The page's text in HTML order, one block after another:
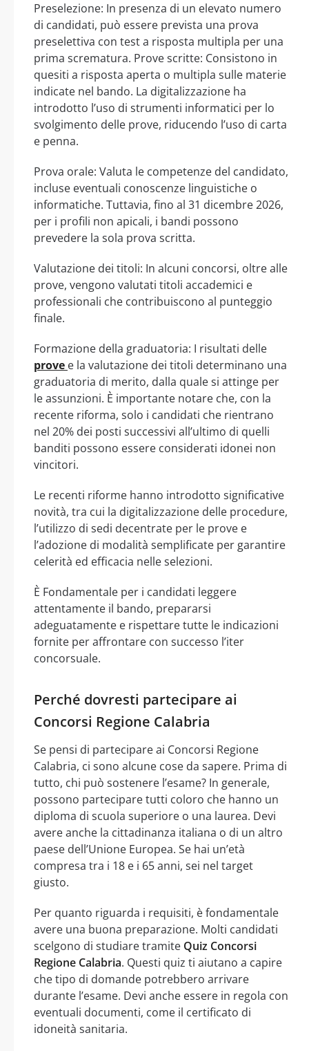
Preselezione: In presenza di un elevato numero
di candidati, può essere prevista una prova
preselettiva con test a risposta multipla per una
prima scrematura. Prove scritte: Consistono in
quesiti a risposta aperta o multipla sulle materie
indicate nel bando. La digitalizzazione ha
introdotto l’uso di strumenti informatici per lo
svolgimento delle prove, riducendo l’uso di carta
e penna.
Prova orale: Valuta le competenze del candidato,
incluse eventuali conoscenze linguistiche o
informatiche. Tuttavia, fino al 31 dicembre 2026,
per i profili non apicali, i bandi possono
prevedere la sola prova scritta.
Valutazione dei titoli: In alcuni concorsi, oltre alle
prove, vengono valutati titoli accademici e
professionali che contribuiscono al punteggio
finale.
Formazione della graduatoria: I risultati delle
prove e la valutazione dei titoli determinano una
graduatoria di merito, dalla quale si attinge per
le assunzioni. È importante notare che, con la
recente riforma, solo i candidati che rientrano
nel 20% dei posti successivi all’ultimo di quelli
banditi possono essere considerati idonei non
vincitori.
Le recenti riforme hanno introdotto significative
novità, tra cui la digitalizzazione delle procedure,
l’utilizzo di sedi decentrate per le prove e
l’adozione di modalità semplificate per garantire
celerità ed efficacia nelle selezioni.
È Fondamentale per i candidati leggere
attentamente il bando, prepararsi
adeguatamente e rispettare tutte le indicazioni
fornite per affrontare con successo l’iter
concorsuale.
Perché dovresti partecipare ai
Concorsi Regione Calabria
Se pensi di partecipare ai Concorsi Regione
Calabria, ci sono alcune cose da sapere. Prima di
tutto, chi può sostenere l’esame? In generale,
possono partecipare tutti coloro che hanno un
diploma di scuola superiore o una laurea. Devi
avere anche la cittadinanza italiana o di un altro
paese dell’Unione Europea. Se hai un’età
compresa tra i 18 e i 65 anni, sei nel target
giusto.
Per quanto riguarda i requisiti, è fondamentale
avere una buona preparazione. Molti candidati
scelgono di studiare tramite Quiz Concorsi
Regione Calabria. Questi quiz ti aiutano a capire
che tipo di domande potrebbero arrivare
durante l’esame. Devi anche essere in regola con
eventuali documenti, come il certificato di
idoneità sanitaria.